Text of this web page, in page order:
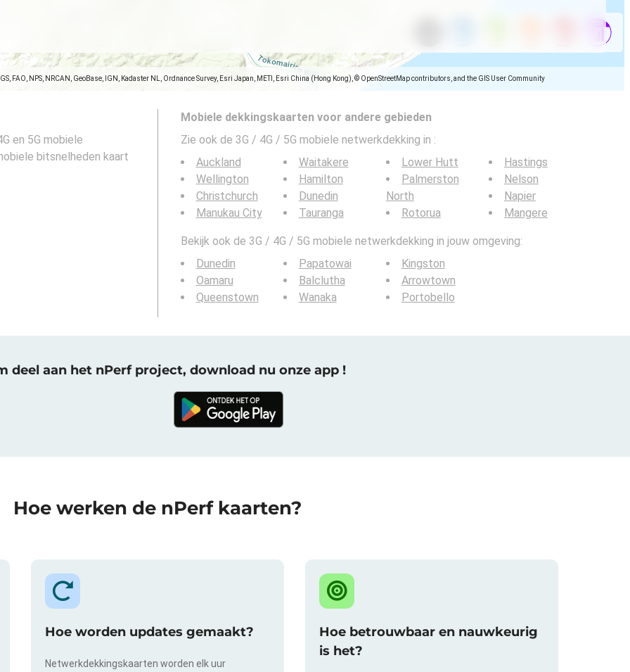
FAO, NPS, NRCAN, GeoBase, IGN, Kadaster NL, Ordnance Survey, Esri Japan, METI, Esri China (Hong Kong), © OpenStreetMap contributors, and the GIS User Community
en 5G mobiele
bitsnelheden kaart
Mobiele dekkingskaarten voor andere gebieden
Zie ook de 3G / 4G / 5G mobiele netwerkdekking in :
Auckland
Wellington
Christchurch
Manukau City
Waitakere
Hamilton
Dunedin
Tauranga
Lower Hutt
Palmerston
North
Rotorua
Hastings
Nelson
Napier
Mangere
Bekijk ook de 3G / 4G / 5G mobiele netwerkdekking in jouw omgeving:
Dunedin
Oamaru
Queenstown
Papatowai
Balclutha
Wanaka
Kingston
Arrowtown
Portobello
deel aan het nPerf project, download nu onze app !
Hoe werken de nPerf kaarten?
Hoe worden updates gemaakt?
Netwerkdekkingskaarten worden elk uur
Hoe betrouwbaar en nauwkeurig
is het?